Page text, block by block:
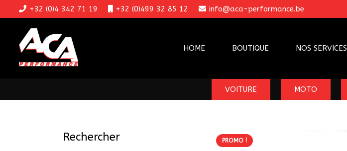
+32 (0)4 342 71 19 +32 (0)499 32 85 12 info@aca-performance.be
HOME BOUTIQUE NOS SERVICES
VOITURE MOTO
PROMO !
Rechercher